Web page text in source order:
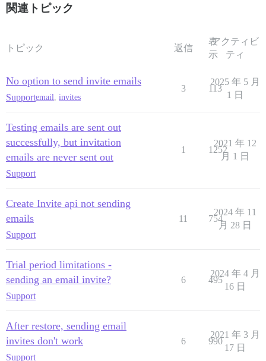
関連トピック
トピック 返信
表
示
アクティビ
ティ
No option to send invite emails
Supportemail, invites
3 113
2025 年 5 月
1 日
Testing emails are sent out
successfully, but invitation
emails are never sent out
Support
1 1252
2021 年 12
月 1 日
Create Invite api not sending
emails
Support
11 754
2024 年 11
月 28 日
Trial period limitations -
sending an email invite?
Support
6 495
2024 年 4 月
16 日
After restore, sending email
invites don't work
Support
6 990
2021 年 3 月
17 日